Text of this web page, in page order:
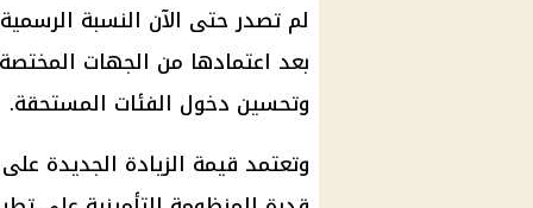
لم تصدر حتى الآن النسبة
بعد اعتمادها من الجهات
وتحسين دخول الفئات المستحقة.
وتعتمد قيمة الزيادة الجديدة